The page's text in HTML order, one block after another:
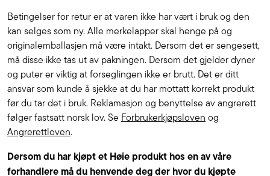
Betingelser for retur er at varen ikke har vært i bruk og den
kan selges som ny. Alle merkelapper skal henge på og
originalemballasjen må være intakt. Dersom det er sengesett,
må disse ikke tas ut av pakningen. Dersom det gjelder dyner
og puter er viktig at forseglingen ikke er brutt. Det er ditt
ansvar som kunde å sjekke at du har mottatt korrekt produkt
før du tar det i bruk. Reklamasjon og benyttelse av angrerett
følger fastsatt norsk lov. Se Forbrukerkjøpsloven og
Angrerettloven.
Dersom du har kjøpt et Høie produkt hos en av våre
forhandlere må du henvende deg der hvor du kjøpte